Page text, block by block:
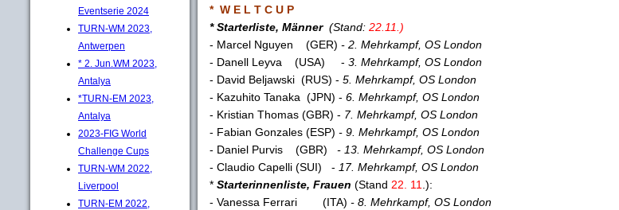
Eventserie 2024
TURN-WM 2023,
Antwerpen
* 2. Jun.WM 2023,
Antalya
*TURN-EM 2023,
Antalya
2023-FIG World
Challenge Cups
TURN-WM 2022,
Liverpool
TURN-EM 2022,
* W E L T C U P
* Starterliste, Männer (Stand: 22.11.)
- Marcel Nguyen (GER) - 2. Mehrkampf, OS London
- Danell Leyva (USA) - 3. Mehrkampf, OS London
- David Beljawski (RUS) - 5. Mehrkampf, OS London
- Kazuhito Tanaka (JPN) - 6. Mehrkampf, OS London
- Kristian Thomas (GBR) - 7. Mehrkampf, OS London
- Fabian Gonzales (ESP) - 9. Mehrkampf, OS London
- Daniel Purvis (GBR) - 13. Mehrkampf, OS London
- Claudio Capelli (SUI) - 17. Mehrkampf, OS London
* Starterinnenliste, Frauen (Stand 22. 11 .):
- Vanessa Ferrari (ITA) - 8. Mehrkampf, OS London